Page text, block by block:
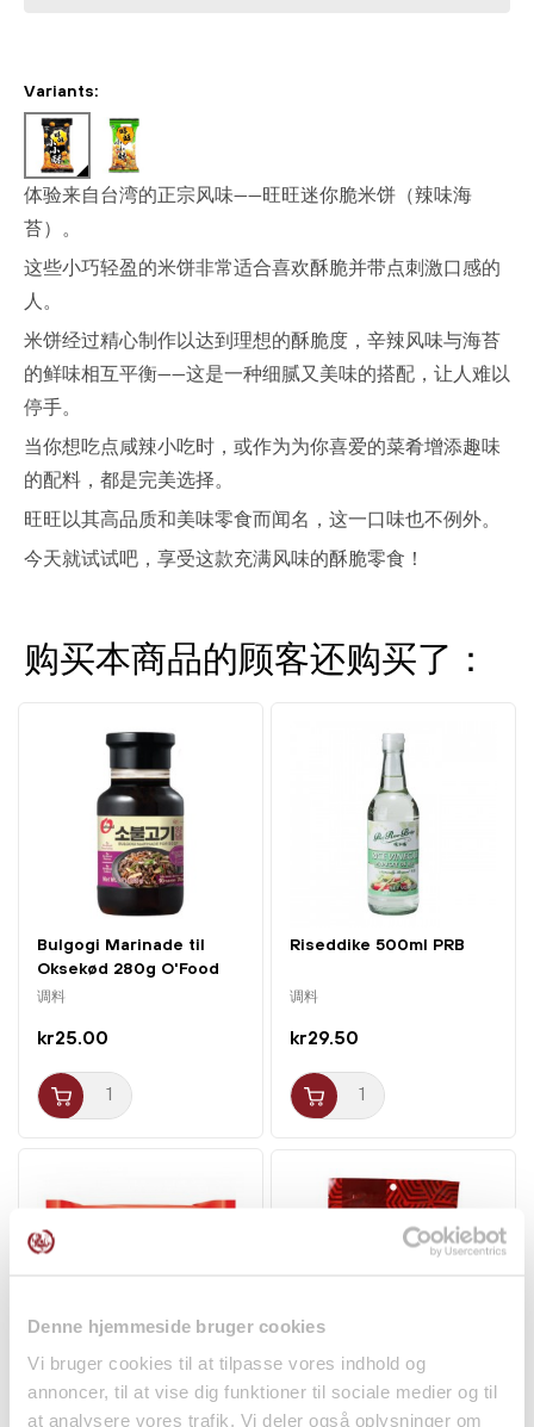
Denne hjemmeside bruger cookies
Vi bruger cookies til at tilpasse vores indhold og
annoncer, til at vise dig funktioner til sociale medier og til
at analysere vores trafik. Vi deler også oplysninger om
Variants:
体验来自台湾的正宗风味——旺旺迷你脆米饼（辣味海
苔）。
这些小巧轻盈的米饼非常适合喜欢酥脆并带点刺激口感的
人。
米饼经过精心制作以达到理想的酥脆度，辛辣风味与海苔
的鲜味相互平衡——这是一种细腻又美味的搭配，让人难以
停手。
当你想吃点咸辣小吃时，或作为为你喜爱的菜肴增添趣味
的配料，都是完美选择。
旺旺以其高品质和美味零食而闻名，这一口味也不例外。
今天就试试吧，享受这款充满风味的酥脆零食！
购买本商品的顾客还购买了：
Bulgogi Marinade til
Oksekød 280g O'Food
调料
kr25.00
Riseddike 500ml PRB
调料
kr29.50
Ramen m. Sesam 100g
Nissin
Jujube Kinesiske Røde
Dadler 200g Eaglobe